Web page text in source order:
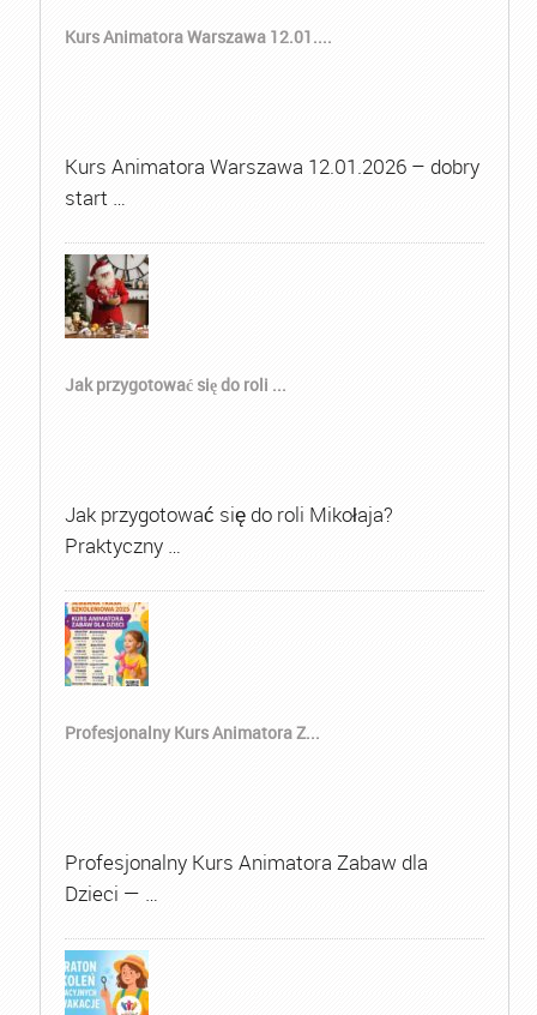
Kurs Animatora Warszawa 12.01....
Kurs Animatora Warszawa 12.01.2026 – dobry
start …
Jak przygotować się do roli ...
Jak przygotować się do roli Mikołaja?
Praktyczny …
Profesjonalny Kurs Animatora Z...
Profesjonalny Kurs Animatora Zabaw dla
Dzieci — …